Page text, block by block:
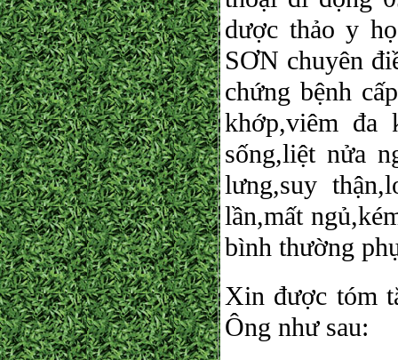
dược thảo y
SƠN chuyên
chứng bệnh
khớp,viêm đa
sống,liệt nửa
lưng,suy
lần,mất
bình thường
Xin được tóm
Ông như sau: